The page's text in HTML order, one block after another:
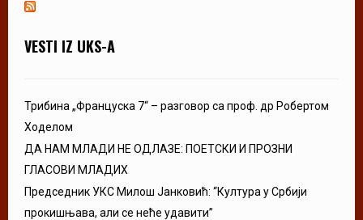
VESTI IZ UKS-A
Трибина „Француска 7“ – разговор са проф. др Робертом
Ходелом
ДА НАМ МЛАДИ НЕ ОДЛАЗЕ: ПОЕТСКИ И ПРОЗНИ
ГЛАСОВИ МЛАДИХ
Председник УКС Милош Јанковић: “Култура у Србији
прокишњава, али се неће удавити”